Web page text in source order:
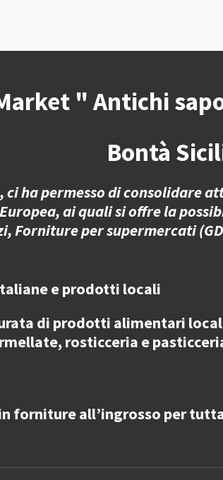
d
" Antichi
Bontà
ci ha permesso di consolidare
ai quali si offre la
Forniture per supermercati
e prodotti locali
di prodotti alimentari
rosticceria e
forniture all’ingrosso per